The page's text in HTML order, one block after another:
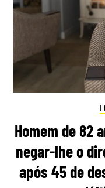
Homem de 82
negar-lhe o
após 45 de